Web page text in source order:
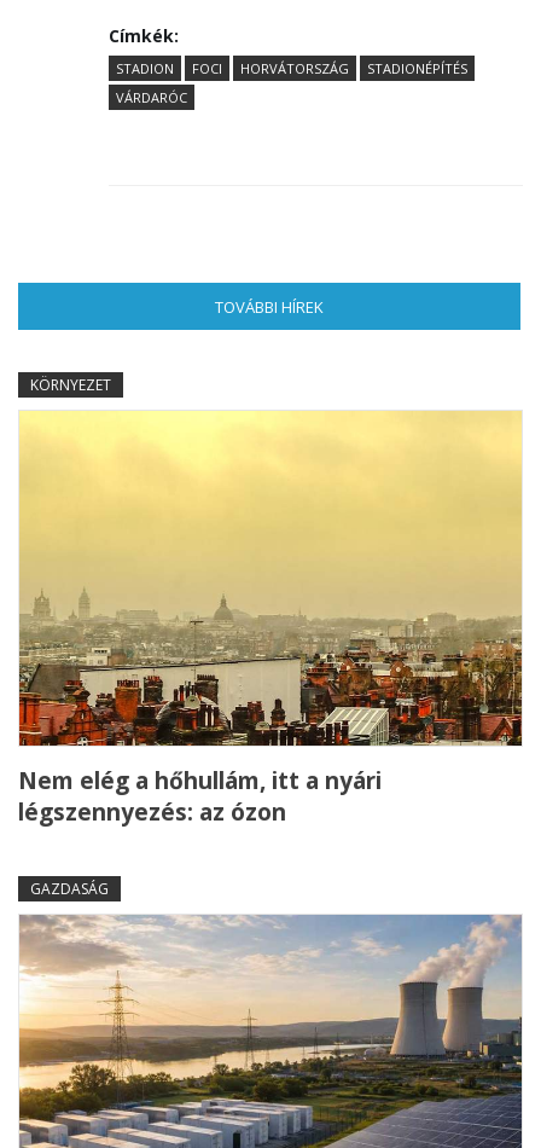
Címkék:
STADION FOCI HORVÁTORSZÁG
STADIONÉPÍTÉS
VÁRDARÓC
TOVÁBBI HÍREK
KÖRNYEZET
Nem elég a hőhullám, itt a nyári
légszennyezés: az ózon
GAZDASÁG